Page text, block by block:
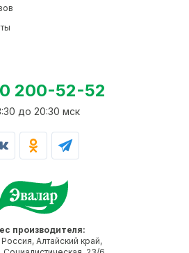
производителя:
Алтайский край,
200-52-52
до 20:30 мск